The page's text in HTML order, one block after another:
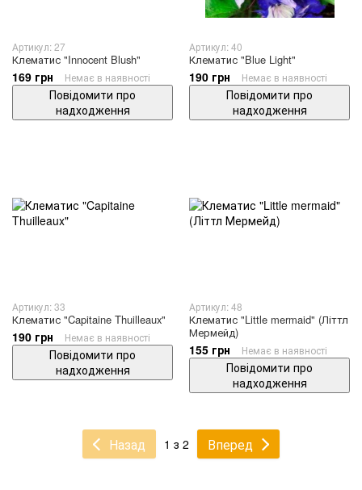
Артикул: 27
Клематис "Innocent Blush"
169 грн Немає в наявності
Повідомити про
надходження
Артикул: 40
Клематис "Blue Light"
190 грн Немає в наявності
Повідомити про
надходження
Артикул: 33
Клематис "Capitaine Thuilleaux"
190 грн Немає в наявності
Повідомити про
надходження
Артикул: 48
Клематис "Little mermaid" (Літтл
Мермейд)
155 грн Немає в наявності
Повідомити про
надходження
Назад 1 з 2 Вперед